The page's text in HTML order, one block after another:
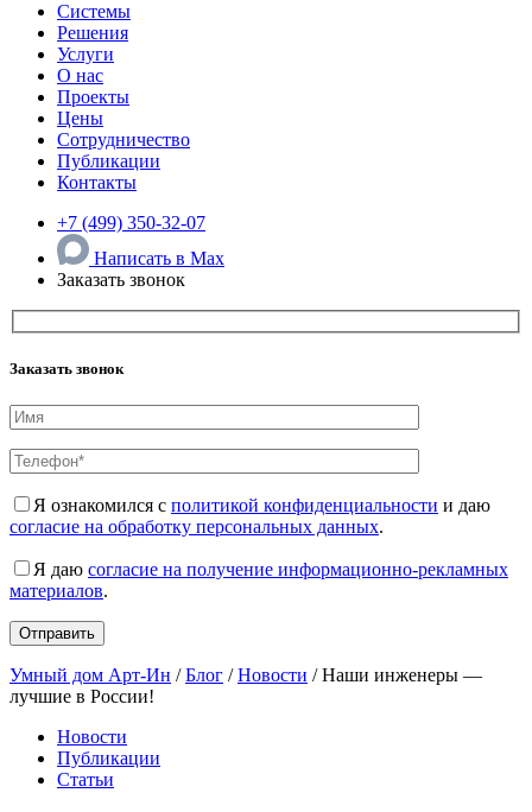
Системы
Решения
Услуги
О нас
Проекты
Цены
Сотрудничество
Публикации
Контакты
+7 (499) 350-32-07
Написать в Max
Заказать звонок
Заказать звонок
Я ознакомился с политикой конфиденциальности и даю
согласие на обработку персональных данных.
Я даю согласие на получение информационно-рекламных
материалов.
Умный дом Арт-Ин /Блог /Новости /Наши инженеры —
лучшие в России!
Новости
Публикации
Статьи